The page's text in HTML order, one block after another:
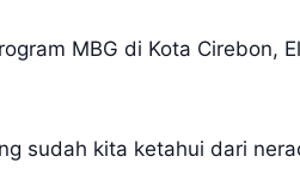
MBG di Kota Cirebon,
sudah kita ketahui dari